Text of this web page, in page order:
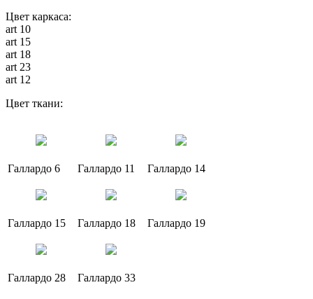
Цвет каркаса:
art 10
art 15
art 18
art 23
art 12
Цвет ткани:
Галлардо 6 Галлардо 11 Галлардо 14
Галлардо 15 Галлардо 18 Галлардо 19
Галлардо 28 Галлардо 33